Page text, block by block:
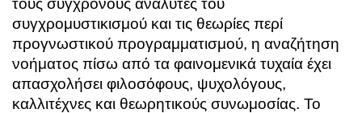
τους σύγχρονους αναλυτές του
συγχρομυστικισμού και τις θεωρίες περί
προγνωστικού προγραμματισμού, η αναζήτηση
νοήματος πίσω από τα φαινομενικά τυχαία έχει
απασχολήσει φιλοσόφους, ψυχολόγους,
καλλιτέχνες και θεωρητικούς συνωμοσίας. Το